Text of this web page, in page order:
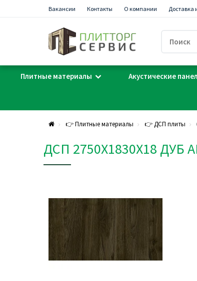
Вакансии Контакты О компании Доставка
Плитные материалы Акустические
👉 Плитные материалы 👉 ДСП плиты
ДСП 2750Х1830Х18